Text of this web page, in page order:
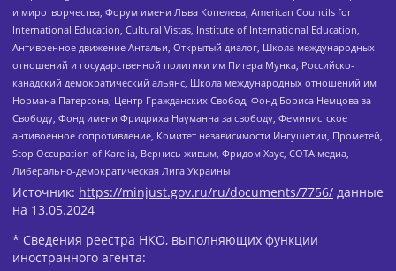
и миротворчества, Форум имени Льва Копелева, American Councils for
International Education, Cultural Vistas, Institute of International Education,
Антивоенное движение Антальи, Открытый диалог, Школа международных
отношений и государственной политики им Питера Мунка, Российско-
канадский демократический альянс, Школа международных отношений им
Нормана Патерсона, Центр Гражданских Свобод, Фонд Бориса Немцова за
Свободу, Фонд имени Фридриха Науманна за свободу, Феминистское
антивоенное сопротивление, Комитет независимости Ингушетии, Прометей,
Stop Occupation of Karelia, Вернись живым, Фридом Хаус, СОТА медиа,
Либерально-демократическая Лига Украины
Источник: https://minjust.gov.ru/ru/documents/7756/ данные
на 13.05.2024
* Сведения реестра НКО, выполняющих функции
иностранного агента: